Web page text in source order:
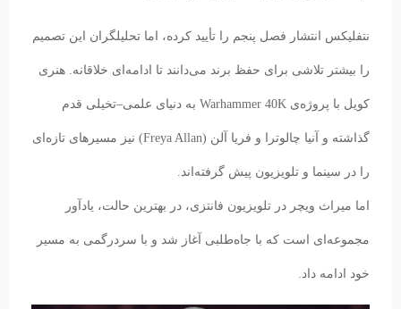
نتفلیکس انتشار فصل پنجم را تأیید کرده، اما تحلیلگران این تصمیم
را بیشتر تلاشی برای حفظ برند می‌دانند تا ادامه‌ای خلاقانه. هنری
کویل با پروژه‌ی Warhammer 40K به دنیای علمی‌–‌تخیلی قدم
گذاشته و آنیا چالوترا و فریا آلن (Freya Allan) نیز مسیرهای تازه‌ای
را در سینما و تلویزیون پیش گرفته‌اند.
اما میراث ویچر در تلویزیون فانتزی، در بهترین حالت، یادآور
مجموعه‌ای است که با جاه‌طلبی آغاز شد و با سردرگمی به مسیر
خود ادامه داد.